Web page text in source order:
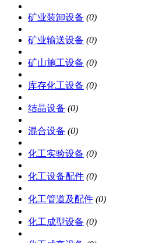
矿业装卸设备 (0)
矿业输送设备 (0)
矿山施工设备 (0)
库存化工设备 (0)
结晶设备 (0)
混合设备 (0)
化工实验设备 (0)
化工设备配件 (0)
化工管道及配件 (0)
化工成型设备 (0)